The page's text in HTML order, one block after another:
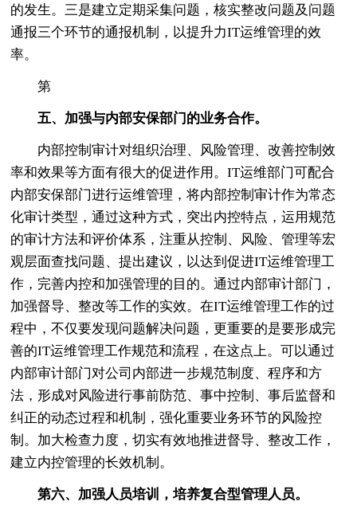
的发生。三是建立定期采集问题，核实整改问题及问题
通报三个环节的通报机制，以提升力IT运维管理的效
率。
第
五、加强与内部安保部门的业务合作。
内部控制审计对组织治理、风险管理、改善控制效
率和效果等方面有很大的促进作用。IT运维部门可配合
内部安保部门进行运维管理，将内部控制审计作为常态
化审计类型，通过这种方式，突出内控特点，运用规范
的审计方法和评价体系，注重从控制、风险、管理等宏
观层面查找问题、提出建议，以达到促进IT运维管理工
作，完善内控和加强管理的目的。通过内部审计部门，
加强督导、整改等工作的实效。在IT运维管理工作的过
程中，不仅要发现问题解决问题，更重要的是要形成完
善的IT运维管理工作规范和流程，在这点上。可以通过
内部审计部门对公司内部进一步规范制度、程序和方
法，形成对风险进行事前防范、事中控制、事后监督和
纠正的动态过程和机制，强化重要业务环节的风险控
制。加大检查力度，切实有效地推进督导、整改工作，
建立内控管理的长效机制。
第六、加强人员培训，培养复合型管理人员。